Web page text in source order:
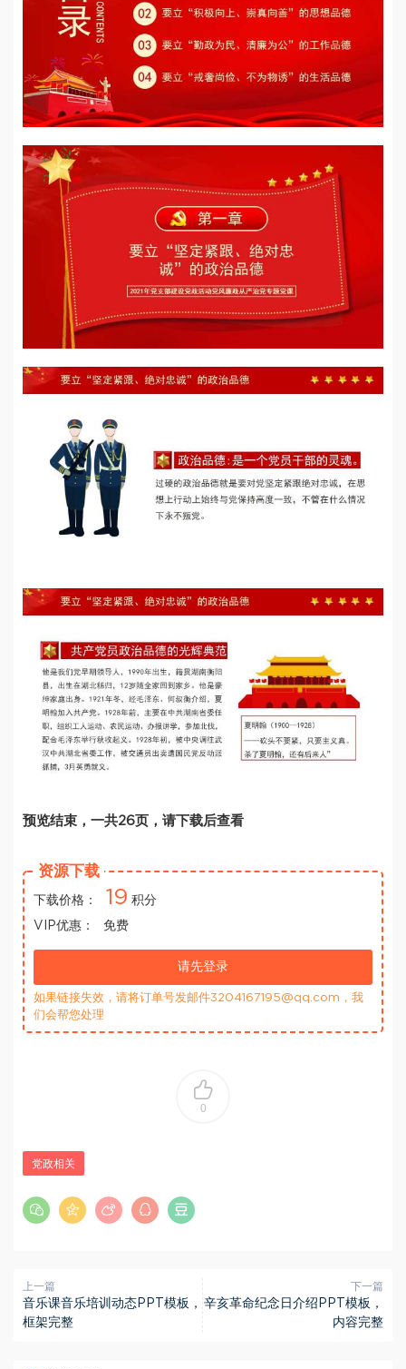
预览结束，一共26页，请下载后查看
资源下载
下载价格： 19 积分
VIP优惠：
免费
请先登录
如果链接失效，请将订单号发邮件3204167195@qq.com，我
们会帮您处理
0
党政相关
上一篇
音乐课音乐培训动态PPT模板，
框架完整
下一篇
辛亥革命纪念日介绍PPT模板，
内容完整